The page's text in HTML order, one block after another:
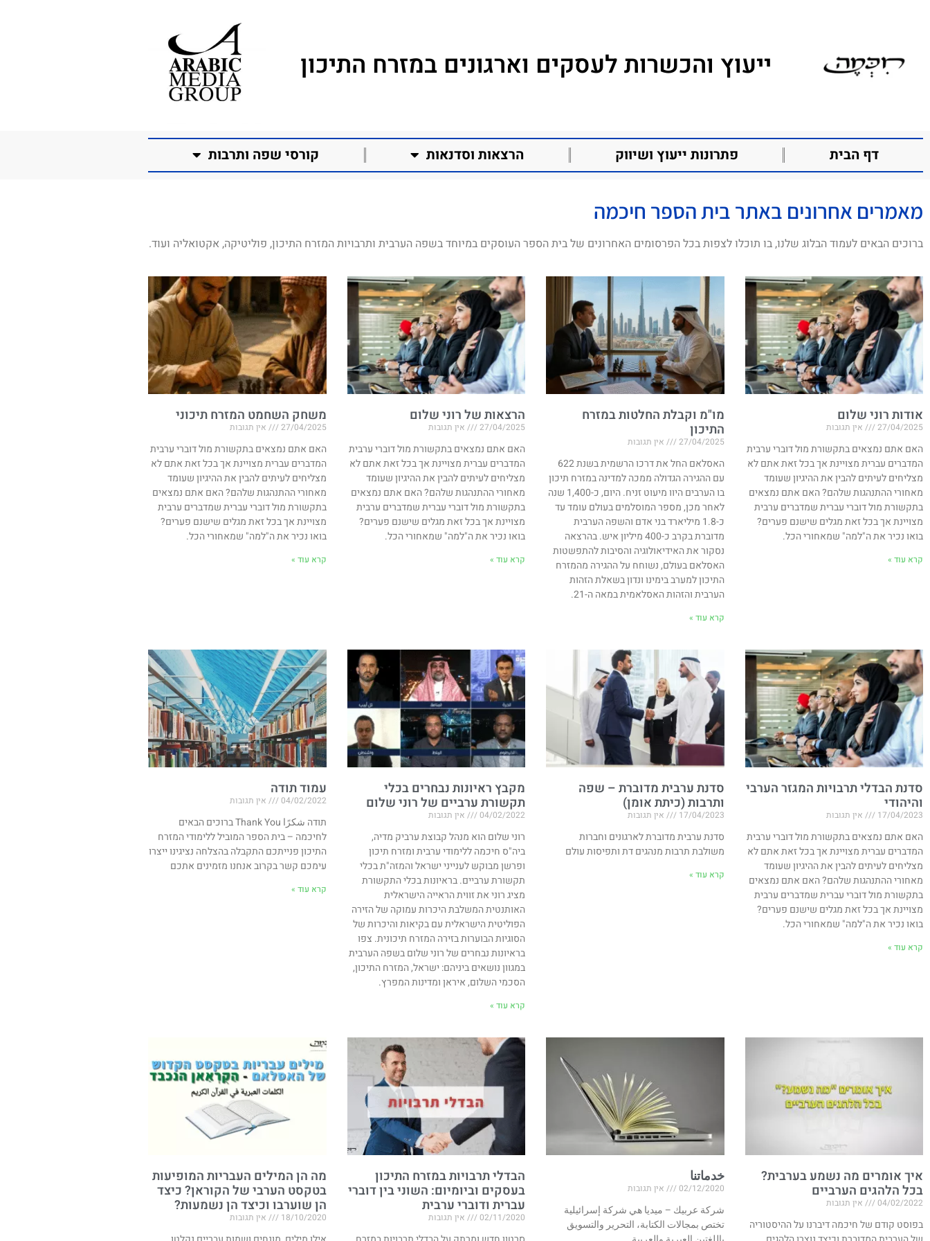
ייעוץ והכשרות לעסקים וארגונים במזרח התיכון
דף הבית פתרונות ייעוץ ושיווק הרצאות וסדנאות קורסי שפה ותרבות
מאמרים אחרונים באתר בית הספר חיכמה
ברוכים הבאים לעמוד הבלוג שלנו, בו תוכלו לצפות בכל הפרסומים האחרונים של בית הספר העוסקים במיוחד בשפה הערבית ותרבויות המזרח התיכון, פוליטיקה, אקטואליה ועוד.
אודות רוני שלום
27/04/2025 אין תגובות
האם אתם נמצאים בתקשורת מול דוברי ערבית
המדברים עברית מצויינת אך בכל זאת אתם לא
מצליחים לעיתים להבין את ההיגיון שעומד
מאחורי ההתנהגות שלהם? האם אתם נמצאים
בתקשורת מול דוברי עברית שמדברים ערבית
מצויינת אך בכל זאת מגלים שישנם פערים?
בואו נכיר את ה"למה" שמאחורי הכל.
קרא עוד »
מו"מ וקבלת החלטות במזרח
התיכון
27/04/2025 אין תגובות
האסלאם החל את דרכו הרשמית בשנת 622
עם ההגירה הגדולה ממכה למדינה במזרח תיכון
בו הערבים היוו מיעוט זניח. היום, כ-1,400 שנה
לאחר מכן, מספר המוסלמים בעולם עומד עד
כ-1.8 מיליארד בני אדם והשפה הערבית
מדוברת בקרב כ-400 מיליון איש. בהרצאה
נסקור את האידיאולוגיה והסיבות להתפשטות
האסלאם בעולם, נשוחח על ההגירה מהמזרח
התיכון למערב בימינו ונדון בשאלת הזהות
הערבית והזהות האסלאמית במאה ה-21.
קרא עוד »
הרצאות של רוני שלום
27/04/2025 אין תגובות
האם אתם נמצאים בתקשורת מול דוברי ערבית
המדברים עברית מצויינת אך בכל זאת אתם לא
מצליחים לעיתים להבין את ההיגיון שעומד
מאחורי ההתנהגות שלהם? האם אתם נמצאים
בתקשורת מול דוברי עברית שמדברים ערבית
מצויינת אך בכל זאת מגלים שישנם פערים?
בואו נכיר את ה"למה" שמאחורי הכל.
קרא עוד »
משחק השחמט המזרח תיכוני
27/04/2025 אין תגובות
האם אתם נמצאים בתקשורת מול דוברי ערבית
המדברים עברית מצויינת אך בכל זאת אתם לא
מצליחים לעיתים להבין את ההיגיון שעומד
מאחורי ההתנהגות שלהם? האם אתם נמצאים
בתקשורת מול דוברי עברית שמדברים ערבית
מצויינת אך בכל זאת מגלים שישנם פערים?
בואו נכיר את ה"למה" שמאחורי הכל.
קרא עוד »
סדנת הבדלי תרבויות המגזר הערבי
והיהודי
17/04/2023 אין תגובות
האם אתם נמצאים בתקשורת מול דוברי ערבית
המדברים עברית מצויינת אך בכל זאת אתם לא
מצליחים לעיתים להבין את ההיגיון שעומד
מאחורי ההתנהגות שלהם? האם אתם נמצאים
בתקשורת מול דוברי עברית שמדברים ערבית
מצויינת אך בכל זאת מגלים שישנם פערים?
בואו נכיר את ה"למה" שמאחורי הכל.
קרא עוד »
סדנת ערבית מדוברת – שפה
ותרבות (כיתת אומן)
17/04/2023 אין תגובות
סדנת ערבית מדוברת לארגונים וחברות
משולבת תרבות מנהגים דת ותפיסות עולם
קרא עוד »
מקבץ ראיונות נבחרים בכלי
תקשורת ערביים של רוני שלום
04/02/2022 אין תגובות
רוני שלום הוא מנהל קבוצת ערביק מדיה,
ביה"ס חיכמה ללימודי ערבית ומזרח תיכון
ופרשן מבוקש לענייני ישראל והמזה"ת בכלי
תקשורת ערביים. בראיונות בכלי התקשורת
מציג רוני את זווית הראייה הישראלית
האותנטית המשלבת היכרות עמוקה של הזירה
הפוליטית הישראלית עם בקיאות והיכרות של
הסוגיות הבוערות בזירה המזרח תיכונית. צפו
בראיונות נבחרים של רוני שלום בשפה הערבית
במגוון נושאים ביניהם: ישראל, המזרח התיכון,
הסכמי השלום, איראן ומדינות המפרץ.
קרא עוד »
עמוד תודה
04/02/2022 אין תגובות
תודה شكرًا Thank You ברוכים הבאים
לחיכמה – בית הספר המוביל ללימודי המזרח
התיכון פנייתכם התקבלה בהצלחה נציגינו ייצרו
עימכם קשר בקרוב אנחנו מזמינים אתכם
קרא עוד »
איך אומרים מה נשמע בערבית?
בכל הלהגים הערביים
04/02/2022 אין תגובות
בפוסט קודם של חיכמה דיברנו על ההיסטוריה
خدماتنا
02/12/2020 אין תגובות
شركة عربيك – ميديا هي شركة إسرائيلية
تختص بمجالات الكتابة، التحرير والتسويق
הבדלי תרבויות במזרח התיכון
בעסקים וביומיום: השוני בין דוברי
עברית ודוברי ערבית
02/11/2020 אין תגובות
מה הן המילים העבריות המופיעות
בטקסט הערבי של הקוראן? כיצד
הן שוערבו וכיצד הן נשמעות?
18/10/2020 אין תגובות